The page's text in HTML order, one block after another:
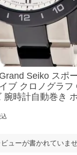
Seiko スポ
ブ クロノグラフ
腕時計自動巻き
ューが書かれていませ